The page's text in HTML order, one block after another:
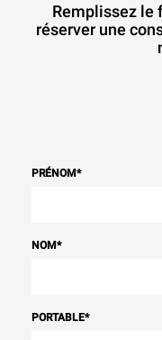
Remplissez le
réserver une
PRÉNOM*
NOM*
PORTABLE*